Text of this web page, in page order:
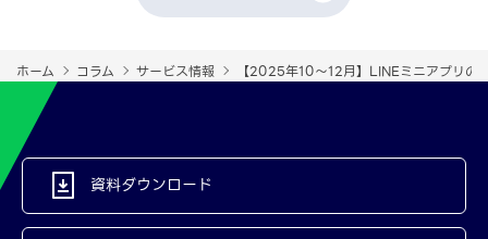
ホーム コラム サービス情報 【2025年10～12月】LINEミニアプリの
資料ダウンロード